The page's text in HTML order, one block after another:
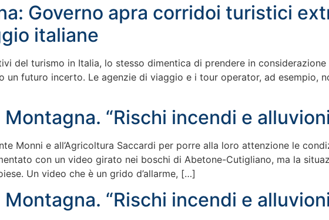
Governo apra corridoi turistici
italiane
del turismo in Italia, lo stesso dimentica di prendere in
un futuro incerto. Le agenzie di viaggio e i tour operator, ad esempio,
Montagna. “Rischi incendi e
Monni e all’Agricoltura Saccardi per porre alla loro attenzione le
con un video girato nei boschi di Abetone-Cutigliano, ma la
Un video che è un grido d’allarme, […]
Montagna. “Rischi incendi e